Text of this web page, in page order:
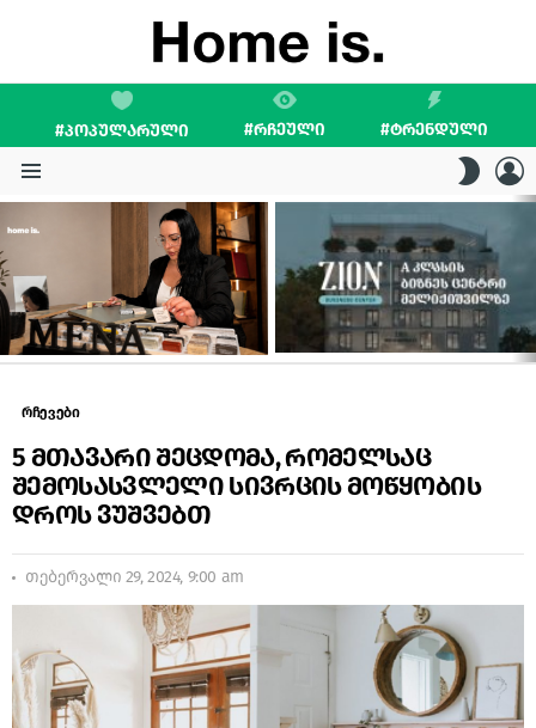
#ᲞᲝᲞᲣᲚᲐᲠᲣᲚᲘ #ᲠᲩᲔᲣᲚᲘ #ᲢᲠᲔᲜᲓᲣᲚᲘ
SKIN
STORIES
რჩევები
5 მთავარი შეცდომა, რომელსაც
შემოსასვლელი სივრცის მოწყობის
დროს ვუშვებთ
თებერვალი 29, 2024, 9:00 am